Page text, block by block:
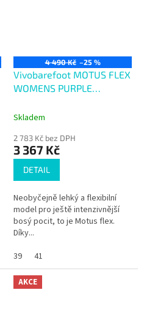
4 490 Kč –25 %
Vivobarefoot MOTUS FLEX
WOMENS PURPLE
Skladem
2 783 Kč bez DPH
3 367 Kč
DETAIL
Neobyčejně lehký a flexibilní
model pro ještě intenzivnější
bosý pocit, to je Motus flex.
Díky...
39
41
AKCE